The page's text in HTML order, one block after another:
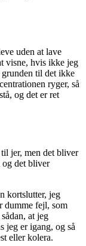
uden at lave
visne, hvis ikke jeg
grunden til det ikke
ryger, så
og det er ret
jer, men det bliver
og det bliver
kortslutter, jeg
dumme fejl, som
at jeg
jeg er igang, og så
eller kolera.